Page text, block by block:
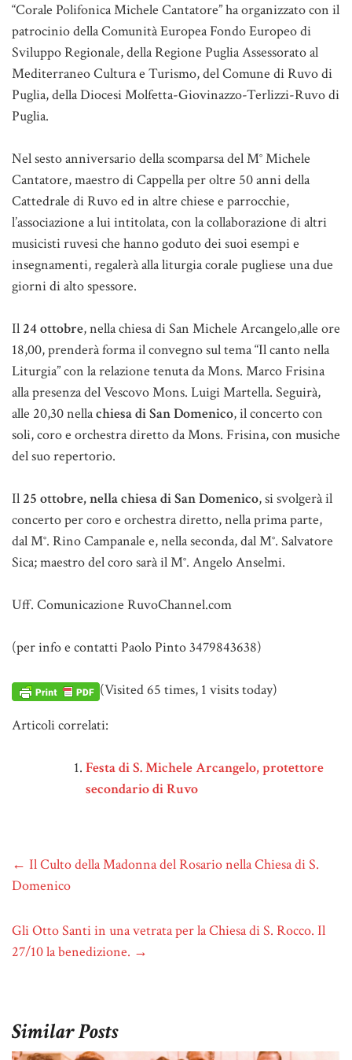
“Corale Polifonica Michele Cantatore” ha organizzato con il
patrocinio della Comunità Europea Fondo Europeo di
Sviluppo Regionale, della Regione Puglia Assessorato al
Mediterraneo Cultura e Turismo, del Comune di Ruvo di
Puglia, della Diocesi Molfetta-Giovinazzo-Terlizzi-Ruvo di
Puglia.
Nel sesto anniversario della scomparsa del M° Michele
Cantatore, maestro di Cappella per oltre 50 anni della
Cattedrale di Ruvo ed in altre chiese e parrocchie,
l’associazione a lui intitolata, con la collaborazione di altri
musicisti ruvesi che hanno goduto dei suoi esempi e
insegnamenti, regalerà alla liturgia corale pugliese una due
giorni di alto spessore.
Il 24 ottobre, nella chiesa di San Michele Arcangelo,alle ore
18,00, prenderà forma il convegno sul tema “Il canto nella
Liturgia” con la relazione tenuta da Mons. Marco Frisina
alla presenza del Vescovo Mons. Luigi Martella. Seguirà,
alle 20,30 nellachiesa di San Domenico, il concerto con
soli, coro e orchestra diretto da Mons. Frisina, con musiche
del suo repertorio.
Il 25 ottobre, nella chiesa di San Domenico, si svolgerà il
concerto per coro e orchestra diretto, nella prima parte,
dal M°. Rino Campanale e, nella seconda, dal M°. Salvatore
Sica; maestro del coro sarà il M°. Angelo Anselmi.
Uff. Comunicazione RuvoChannel.com
(per info e contatti Paolo Pinto 3479843638)
(Visited 65 times, 1 visits today)
Articoli correlati:
Festa di S. Michele Arcangelo, protettore
secondario di Ruvo
← Il Culto della Madonna del Rosario nella Chiesa di S.
Domenico
Gli Otto Santi in una vetrata per la Chiesa di S. Rocco. Il
27/10 la benedizione. →
Similar Posts